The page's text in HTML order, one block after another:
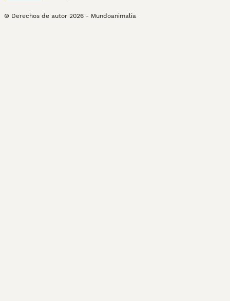
© Derechos de autor 2026 - Mundoanimalia